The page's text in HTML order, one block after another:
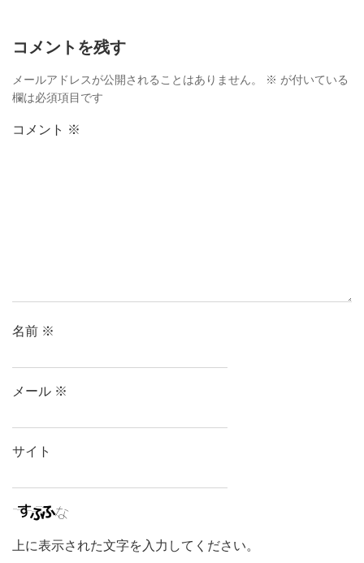
コメントを残す
メールアドレスが公開されることはありません。 ※ が付いている
欄は必須項目です
コメント ※
名前 ※
メール ※
サイト
上に表示された文字を入力してください。